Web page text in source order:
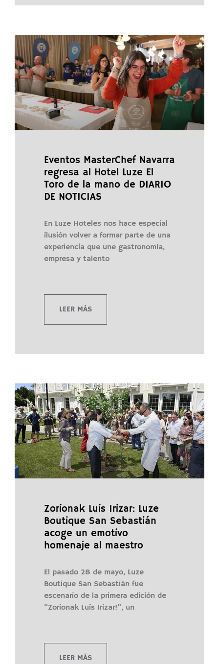
Eventos MasterChef Navarra
regresa al Hotel Luze El
Toro de la mano de DIARIO
DE NOTICIAS
En Luze Hoteles nos hace especial
ilusión volver a formar parte de una
experiencia que une gastronomía,
empresa y talento
LEER MÁS
Zorionak Luis Irizar: Luze
Boutique San Sebastián
acoge un emotivo
homenaje al maestro
El pasado 28 de mayo, Luze
Boutique San Sebastián fue
escenario de la primera edición de
“Zorionak Luis Irizar!”, un
LEER MÁS